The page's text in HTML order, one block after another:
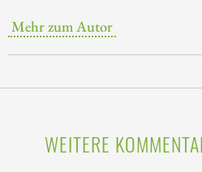
Mehr zum Autor
WEITERE